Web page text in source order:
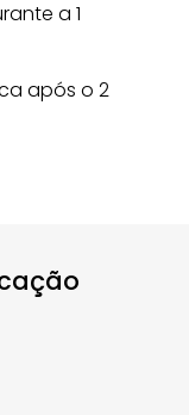
a 1
após o 2